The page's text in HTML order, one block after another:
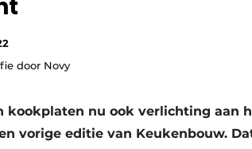
door Novy
kookplaten nu ook verlichting aan
vorige editie van Keukenbouw.